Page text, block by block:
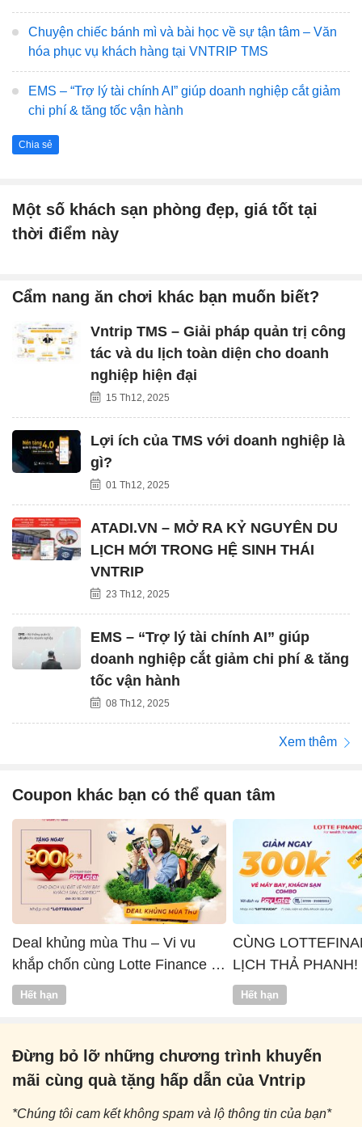
Chuyện chiếc bánh mì và bài học về sự tận tâm – Văn
hóa phục vụ khách hàng tại VNTRIP TMS
EMS – “Trợ lý tài chính AI” giúp doanh nghiệp cắt giảm
chi phí & tăng tốc vận hành
Chia sẻ
Một số khách sạn phòng đẹp, giá tốt tại
thời điểm này
Cẩm nang ăn chơi khác bạn muốn biết?
Vntrip TMS – Giải pháp quản trị công
tác và du lịch toàn diện cho doanh
nghiệp hiện đại
15 Th12, 2025
Lợi ích của TMS với doanh nghiệp là
gì?
01 Th12, 2025
ATADI.VN – MỞ RA KỶ NGUYÊN DU
LỊCH MỚI TRONG HỆ SINH THÁI
VNTRIP
23 Th12, 2025
EMS – “Trợ lý tài chính AI” giúp
doanh nghiệp cắt giảm chi phí & tăng
tốc vận hành
08 Th12, 2025
Xem thêm
Coupon khác bạn có thể quan tâm
Deal khủng mùa Thu – Vi vu
khắp chốn cùng Lotte Finance x
Vntrip
Hết hạn
CÙNG
LỊCH THẢ PHANH!
Hết hạn
Đừng bỏ lỡ những chương trình khuyến
mãi cùng quà tặng hấp dẫn của Vntrip
*Chúng tôi cam kết không spam và lộ thông tin của bạn*